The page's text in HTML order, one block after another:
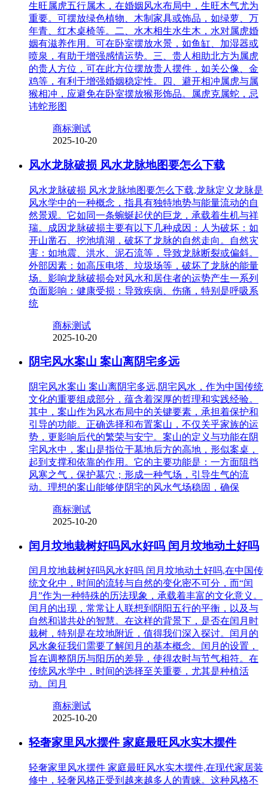
生旺属虎五行属木，在婚姻风水布局中，生旺木气尤为
重要。可摆放绿色植物、木制家具或饰品，如绿萝、万
年青、红木桌椅等。二、水木相生水生木，水对属虎婚
姻有滋养作用。可在卧室摆放水景，如鱼缸、加湿器或
喷泉，有助于增强感情运势。三、贵人相助北方为属虎
的贵人方位，可在此方位摆放贵人摆件，如关公像、金
鸡等，有利于增强婚姻稳定性。四、避开相冲属虎与属
猴相冲，应避免在卧室摆放猴形饰品。属虎克属蛇，忌
讳蛇形图
商标测试
2025-10-20
风水龙脉破损 风水龙脉地图要怎么下载
风水龙脉破损 风水龙脉地图要怎么下载,龙脉定义龙脉是
风水学中的一种概念，指具有独特地势与能量流动的自
然景观。它如同一条蜿蜒起伏的巨龙，承载着生机与祥
瑞。成因龙脉破损主要有以下几种成因：人为破坏：如
开山凿石、挖池填湖，破坏了龙脉的自然走向。自然灾
害：如地震、洪水、泥石流等，导致龙脉断裂或偏斜。
外部因素：如高压电塔、垃圾场等，破坏了龙脉的能量
场。影响龙脉破损会对风水和居住者的运势产生一系列
负面影响：健康受损：导致疾病、伤痛，特别是呼吸系
统
商标测试
2025-10-20
阴宅风水案山 案山离阴宅多远
阴宅风水案山 案山离阴宅多远,阴宅风水，作为中国传统
文化的重要组成部分，蕴含着深厚的哲理和实践经验。
其中，案山作为风水布局中的关键要素，承担着保护和
引导的功能。正确选择和布置案山，不仅关乎家族的运
势，更影响后代的繁荣与安宁。案山的定义与功能在阴
宅风水中，案山是指位于墓地后方的高地，形似案桌，
起到支撑和依靠的作用。它的主要功能是：一方面阻挡
风寒之气，保护墓穴；形成一种气场，引导生气的流
动。理想的案山能够使阴宅的风水气场稳固，确保
商标测试
2025-10-20
闰月坟地栽树好吗风水好吗 闰月坟地动土好吗
闰月坟地栽树好吗风水好吗 闰月坟地动土好吗,在中国传
统文化中，时间的流转与自然的变化密不可分，而“闰
月”作为一种特殊的历法现象，承载着丰富的文化意义。
闰月的出现，常常让人联想到阴阳五行的平衡，以及与
自然和谐共处的智慧。在这样的背景下，是否在闰月时
栽树，特别是在坟地附近，值得我们深入探讨。闰月的
风水象征我们需要了解闰月的基本概念。闰月的设置，
旨在调整阴历与阳历的差异，使得农时与节气相符。在
传统风水学中，时间的选择至关重要，尤其是种植活
动。闰月
商标测试
2025-10-20
轻奢家里风水摆件 家庭最旺风水实木摆件
轻奢家里风水摆件 家庭最旺风水实木摆件,在现代家居装
修中，轻奢风格正受到越来越多人的青睐。这种风格不